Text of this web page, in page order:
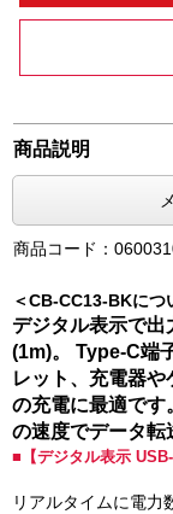
商品説明
商品コード：
＜CB-CC13-BKにつ
デジタル表示で
(1m)。 Type-C端
レット、充電器
の充電に最適で
の速度でデータ転
■【デジタル表示
リアルタイムに電力